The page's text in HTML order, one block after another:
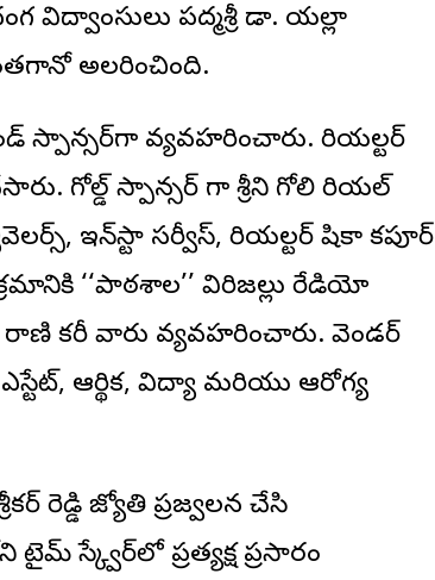
విద్వాంసులు పద్మశ్రీ డా. యల్లా
అలరించింది.
స్పాన్సర్‌గా వ్యవహరించారు. రియల్టర్‌
గోల్డ్‌ స్పాన్సర్‌ గా శ్రీని గోలి రియల్‌
ఇన్‌స్టా సర్వీస్‌, రియల్టర్‌ షికా కపూర్‌
‘‘పాఠశాల’’ విరిజల్లు రేడియో
బేకరీ వారు వ్యవహరించారు. వెండర్‌
ఆర్థిక, విద్యా మరియు ఆరోగ్య
రెడ్డి జ్యోతి ప్రజ్వలన చేసి
స్క్వేర్‌లో ప్రత్యక్ష ప్రసారం